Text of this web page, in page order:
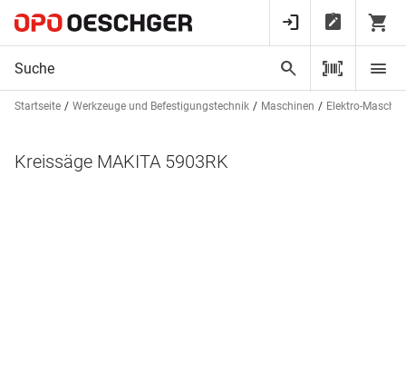
Startseite Werkzeuge und Befestigungstechnik Maschinen Elektro-
Kreissäge MAKITA 5903RK